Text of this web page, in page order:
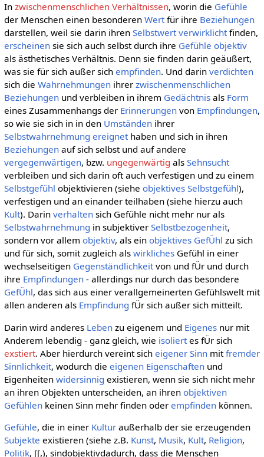
In zwischenmenschlichen Verhältnissen, worin die Gefühle
der Menschen einen besonderen Wertfür ihre Beziehungen
darstellen, weil sie darin ihren Selbstwert verwirklichtfinden,
erscheinensie sich auch selbst durch ihre Gefühle objektiv
als ästhetisches Verhältnis. Denn sie finden darin geäußert,
was sie für sich außer sich empfinden. Und darin verdichten
sich die Wahrnehmungenihrer zwischenmenschlichen
Beziehungenund verbleiben in ihrem Gedächtnisals Form
eines Zusammenhangs der Erinnerungenvon Empfindungen,
so wie sie sich in in den Umständenihrer
Selbstwahrnehmung ereignethaben und sich in ihren
Beziehungenauf sich selbst und auf andere
vergegenwärtigen, bzw. ungegenwärtig als Sehnsucht
verbleiben und sich darin oft auch verfestigen und zu einem
Selbstgefühl objektivieren (siehe objektives Selbstgefühl),
verfestigen und an einander teilhaben (siehe hierzu auch
Kult). Darin verhaltensich Gefühle nicht mehr nur als
Selbstwahrnehmung in subjektiver Selbstbezogenheit,
sondern vor allem objektiv, als ein objektives GefÜhl zu sich
und für sich, somit zugleich als wirklichesGefühl in einer
wechselseitigen Gegenständlichkeitvon und fÜr und durch
ihre Empfindungen- allerdings nur durch das besondere
GefÜhl, das sich aus einer verallgemeinerten Gefühlswelt mit
allen anderen als Empfindung fÜr sich außer sich mitteilt.
Darin wird anderes Lebenzu eigenem und Eigenesnur mit
Anderem lebendig - ganz gleich, wie isoliertes fÜr sich
exstiert. Aber hierdurch vereint sich eigener Sinnmitfremder
Sinnlichkeit, wodurch die eigenen Eigenschaftenund
Eigenheiten widersinnig existieren, wenn sie sich nicht mehr
an ihren Objekten unterscheiden, an ihren objektiven
Gefühlenkeinen Sinn mehr finden oder empfindenkönnen.
Gefühle, die in einer Kulturaußerhalb der sie erzeugenden
Subjekte existieren (siehe z.B. Kunst, Musik, Kult, Religion,
Politik, [[,), sindobjektivdadurch, dass die Menschen